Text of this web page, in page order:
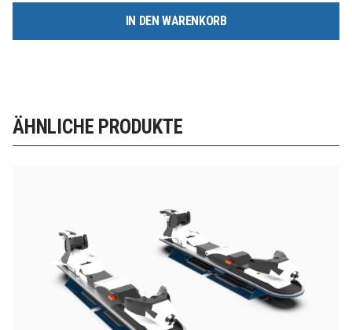
IN DEN WARENKORB
ÄHNLICHE PRODUKTE